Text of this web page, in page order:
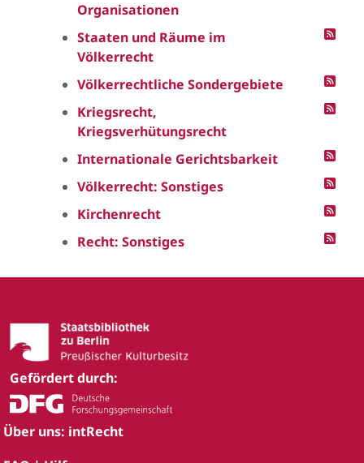
Organisationen
Staaten und Räume im
Völkerrecht
Völkerrechtliche Sondergebiete
Kriegsrecht,
Kriegsverhütungsrecht
Internationale Gerichtsbarkeit
Völkerrecht: Sonstiges
Kirchenrecht
Recht: Sonstiges
Gefördert durch:
Über uns: intRecht